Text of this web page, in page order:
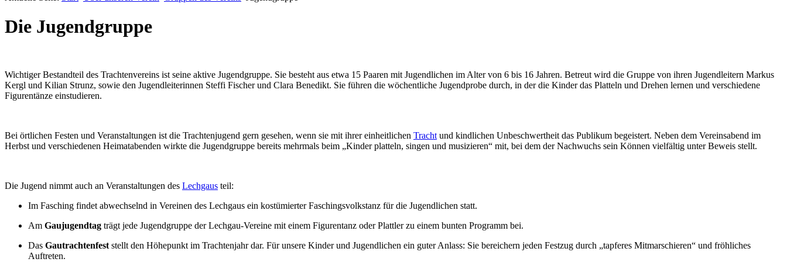
Die Jugendgruppe
Wichtiger Bestandteil des Trachtenvereins ist seine aktive Jugendgruppe. Sie besteht aus etwa 15 Paaren mit Jugendlichen im Alter von 6 bis 16 Jahren. Betreut wird die Gruppe von ihren Jugendleitern Markus
Kergl und Kilian Strunz, sowie den Jugendleiterinnen Steffi Fischer und Clara Benedikt. Sie führen die wöchentliche Jugendprobe durch, in der die Kinder das Platteln und Drehen lernen und verschiedene
Figurentänze einstudieren.
Bei örtlichen Festen und Veranstaltungen ist die Trachtenjugend gern gesehen, wenn sie mit ihrer einheitlichen Tracht und kindlichen Unbeschwertheit das Publikum begeistert. Neben dem Vereinsabend im
Herbst und verschiedenen Heimatabenden wirkte die Jugendgruppe bereits mehrmals beim „Kinder platteln, singen und musizieren“ mit, bei dem der Nachwuchs sein Können vielfältig unter Beweis stellt.
Die Jugend nimmt auch an Veranstaltungen des Lechgaus teil:
Im Fasching findet abwechselnd in Vereinen des Lechgaus ein kostümierter Faschingsvolkstanz für die Jugendlichen statt.
Am Gaujugendtag trägt jede Jugendgruppe der Lechgau-Vereine mit einem Figurentanz oder Plattler zu einem bunten Programm bei.
Das Gautrachtenfest stellt den Höhepunkt im Trachtenjahr dar. Für unsere Kinder und Jugendlichen ein guter Anlass: Sie bereichern jeden Festzug durch „tapferes Mitmarschieren“ und fröhliches
Auftreten.